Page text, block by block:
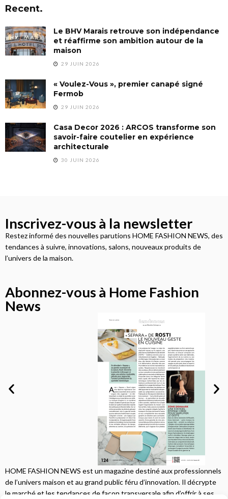
Recent.
Le BHV Marais retrouve son indépendance
et réaffirme son ambition autour de la
maison
29 JUIN 2026
« Voulez-Vous », premier canapé signé
Fermob
29 JUIN 2026
Casa Decor 2026 : ARCOS transforme son
savoir-faire coutelier en expérience
architecturale
30 JUIN 2026
Inscrivez-vous à la newsletter
Restez informé des nouvelles parutions HOME FASHION NEWS, des
tendances à suivre, innovations, salons, nouveaux produits de
l’univers de la maison.
Abonnez-vous à Home Fashion
News
HOME FASHION NEWS est un magazine destiné aux professionnels
de l’univers maison et au grand public féru d’innovation. Il décrypte
le marché et les tendances de façon transversale afin d’offrir à ses